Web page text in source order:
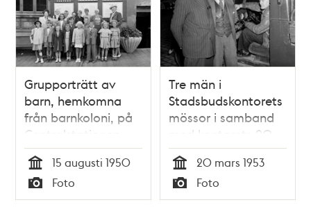
Grupporträtt av
barn, hemkomna
från barnkoloni, på
Centralstationen
Tid
15 augusti 1950
Typ
Foto
Tre män i
Stadsbudskontorets
mössor i samband
med kontorets 90-
års jubileum
Tid
20 mars 1953
Typ
Foto